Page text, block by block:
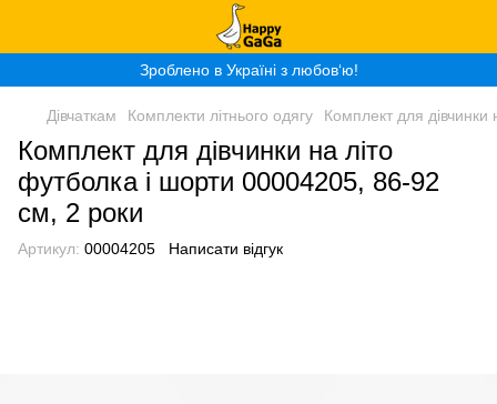
Зроблено в Україні з любов‘ю!
Дівчаткам Комплекти літнього одягу Комплект для
Комплект для дівчинки на літо
футболка і шорти 00004205, 86-92
см, 2 роки
Артикул: 00004205 Написати відгук